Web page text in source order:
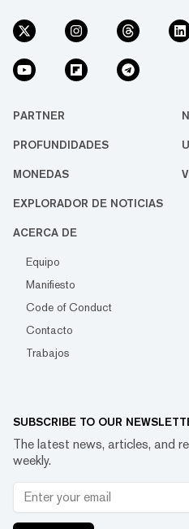
PARTNER
PROFUNDIDADES
MONEDAS
EXPLORADOR DE NOTICIAS
ACERCA DE
Equipo
Manifiesto
Code of Conduct
Contacto
Trabajos
SUBSCRIBE TO OUR
The latest news, articles, and
weekly.